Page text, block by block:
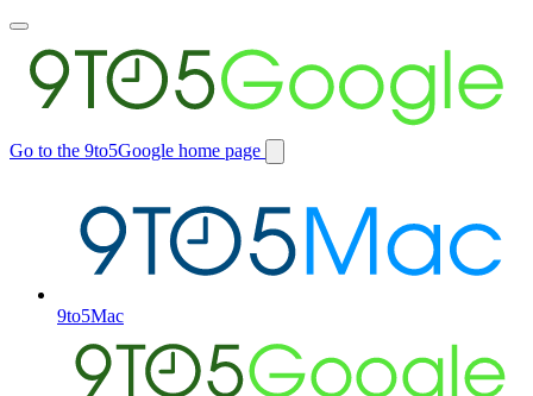
Toggle
main
menu
Go to the 9to5Google home page
Switch
9to5Mac